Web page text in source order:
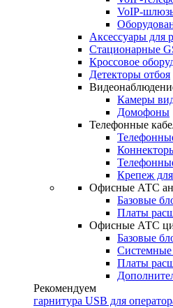
VoIP-
Аксессуары для
Стационарные
Кроссовое
Детекторы отбоя
Камеры
Домофоны
Телефонные
Крепеж
Офисные АТС
Базовые
Платы
Офисные АТС
Базовые
Платы
Рекомендуем
гарнитура USB для